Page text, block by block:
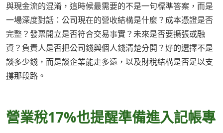
與現金流的混淆，這時候最需要的不是一句標準答案，而是
一場深度對話：公司現在的營收結構是什麼？成本憑證是否
完整？發票開立是否符合交易事實？未來是否要擴張或融
資？負責人是否把公司錢與個人錢清楚分開？好的選擇不是
談多少錢，而是談企業能走多遠，以及財稅結構是否足以支
撐那段路。
營業稅17%也提醒準備進入記帳專